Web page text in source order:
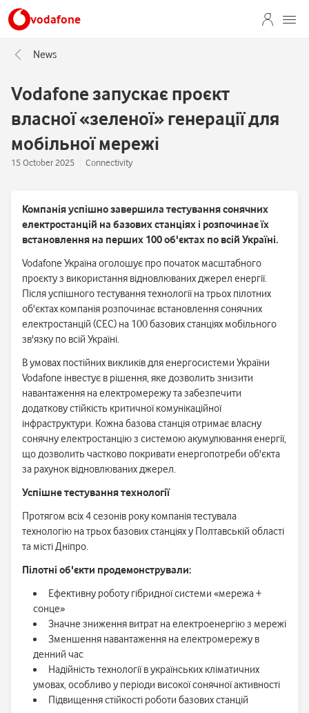
vodafone
News
Vodafone запускає проєкт
власної «зеленої» генерації для
мобільної мережі
15 October 2025 Connectivity
Компанія успішно завершила тестування сонячних
електростанцій на базових станціях і розпочинає їх
встановлення на перших 100 об'єктах по всій Україні.
Vodafone Україна оголошує про початок масштабного
проєкту з використання відновлюваних джерел енергії.
Після успішного тестування технології на трьох пілотних
об'єктах компанія розпочинає встановлення сонячних
електростанцій (СЕС) на 100 базових станціях мобільного
зв'язку по всій Україні.
В умовах постійних викликів для енергосистеми України
Vodafone інвестує в рішення, яке дозволить знизити
навантаження на електромережу та забезпечити
додаткову стійкість критичної комунікаційної
інфраструктури. Кожна базова станція отримає власну
сонячну електростанцію з системою акумулювання енергії,
що дозволить частково покривати енергопотреби об'єкта
за рахунок відновлюваних джерел.
Успішне тестування технології
Протягом всіх 4 сезонів року компанія тестувала
технологію на трьох базових станціях у Полтавській області
та місті Дніпро.
Пілотні об'єкти продемонстрували:
Ефективну роботу гібридної системи «мережа +
сонце»
Значне зниження витрат на електроенергію з мережі
Зменшення навантаження на електромережу в
денний час
Надійність технології в українських кліматичних
умовах, особливо у періоди високої сонячної активності
Підвищення стійкості роботи базових станцій